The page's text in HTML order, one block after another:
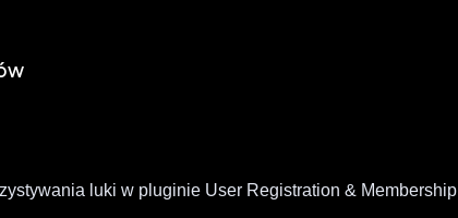
luki w pluginie User Registration & Membership